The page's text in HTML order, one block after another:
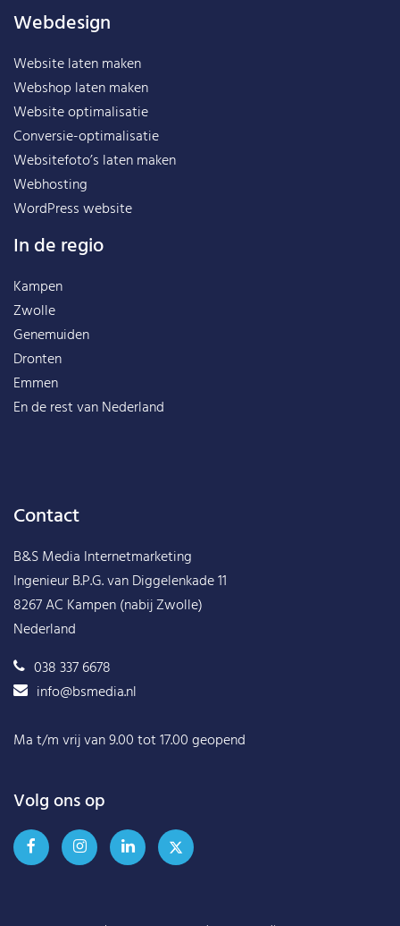
Webdesign
Website laten maken
Webshop laten maken
Website optimalisatie
Conversie-optimalisatie
Websitefoto’s laten maken
Webhosting
WordPress website
In de regio
Kampen
Zwolle
Genemuiden
Dronten
Emmen
En de rest vanNederland
Contact
B&S Media Internetmarketing
Ingenieur B.P.G. van Diggelenkade 11
8267 AC Kampen (nabij Zwolle)
Nederland
038 337 6678
info@bsmedia.nl
Ma t/m vrij van 9.00 tot 17.00 geopend
Volg ons op